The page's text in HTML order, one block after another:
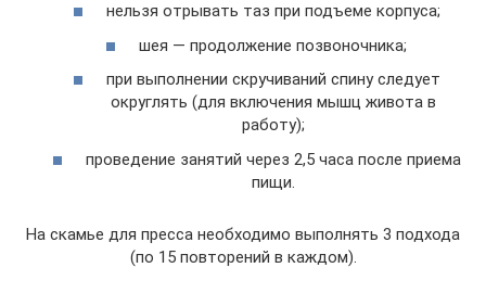
нельзя отрывать таз при подъеме корпуса;
шея — продолжение позвоночника;
при выполнении скручиваний спину следует
округлять (для включения мышц живота в
работу);
проведение занятий через 2,5 часа после приема
пищи.
На скамье для пресса необходимо выполнять 3 подхода
(по 15 повторений в каждом).